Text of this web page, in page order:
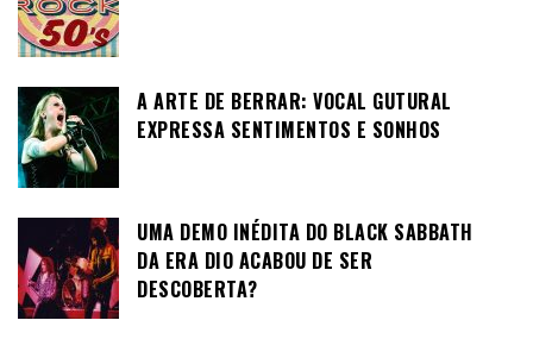
A ARTE DE BERRAR: VOCAL GUTURAL
EXPRESSA SENTIMENTOS E SONHOS
UMA DEMO INÉDITA DO BLACK SABBATH
DA ERA DIO ACABOU DE SER
DESCOBERTA?